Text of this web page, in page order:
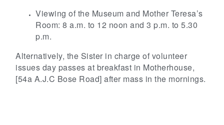
Viewing of the Museum and Mother Teresa’s
Room: 8 a.m. to 12 noon and 3 p.m. to 5.30
p.m.
Alternatively, the Sister in charge of volunteer
issues day passes at breakfast in Motherhouse,
[54a A.J.C Bose Road] after mass in the mornings.